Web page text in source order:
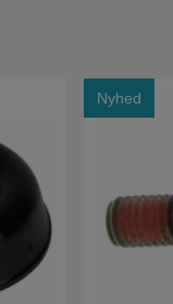
Nyhed